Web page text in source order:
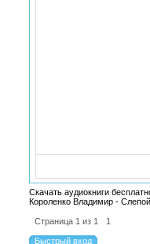
Скачать аудиокниги
Короленко Владимир -
Страница 1 из 1 1